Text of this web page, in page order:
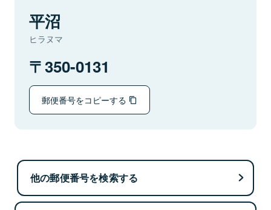
平沼
ヒラヌマ
350-0131
郵便番号をコピーする
他の郵便番号を検索する